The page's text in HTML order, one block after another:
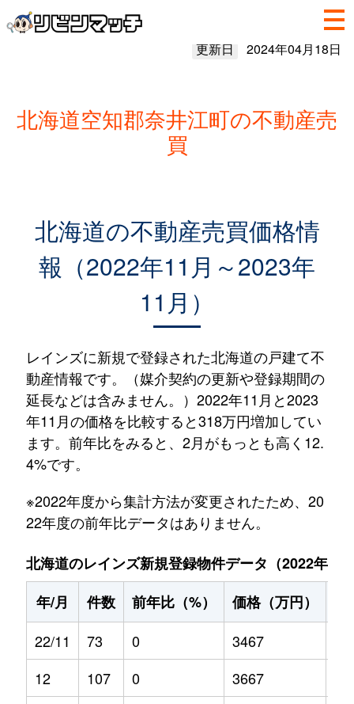
更新日 2024年04月18日
北海道空知郡奈井江町の不動産売
買
北海道の不動産売買価格情
報（2022年11月～2023年
11月）
レインズに新規で登録された北海道の戸建て不
動産情報です。（媒介契約の更新や登録期間の
延長などは含みません。）2022年11月と2023
年11月の価格を比較すると318万円増加してい
ます。前年比をみると、2月がもっとも高く12.
4%です。
※2022年度から集計方法が変更されたため、20
22年度の前年比データはありません。
北海道のレインズ新規登録物件データ（2022年11
年/月
件数 前年比（%） 価格（万円）
22/11
73 0 3467
12
107 0 3667